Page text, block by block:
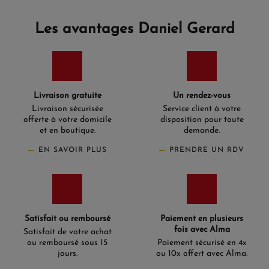
Les avantages Daniel Gerard
Livraison gratuite
Livraison sécurisée
offerte à votre domicile
et en boutique.
EN SAVOIR PLUS
Un rendez-vous
Service client à votre
disposition pour toute
demande.
PRENDRE UN RDV
Satisfait ou remboursé
Satisfait de votre achat
ou remboursé sous 15
jours.
Paiement en plusieurs
fois avec Alma
Paiement sécurisé en 4x
ou 10x offert avec Alma.